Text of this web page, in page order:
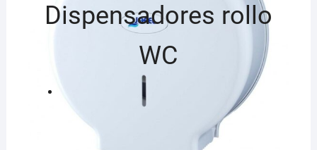
Dispensadores rollo
WC